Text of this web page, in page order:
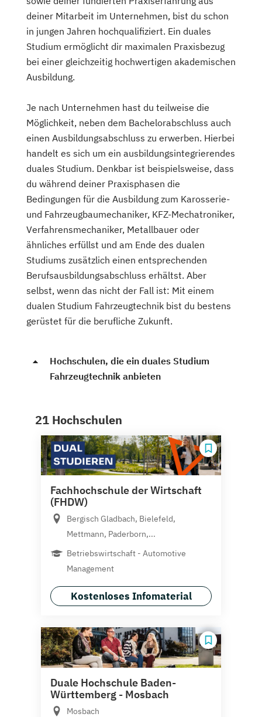
deiner Mitarbeit im Unternehmen, bist du schon
in jungen Jahren hochqualifiziert. Ein duales
Studium ermöglicht dir maximalen Praxisbezug
bei einer gleichzeitig hochwertigen akademischen
Ausbildung.
Je nach Unternehmen hast du teilweise die
Möglichkeit, neben dem Bachelorabschluss auch
einen Ausbildungsabschluss zu erwerben. Hierbei
handelt es sich um ein ausbildungsintegrierendes
duales Studium. Denkbar ist beispielsweise, dass
du während deiner Praxisphasen die
Bedingungen für die Ausbildung zum Karosserie-
und Fahrzeugbaumechaniker, KFZ-Mechatroniker,
Verfahrensmechaniker, Metallbauer oder
ähnliches erfüllst und am Ende des dualen
Studiums zusätzlich einen entsprechenden
Berufsausbildungsabschluss erhältst. Aber
selbst, wenn das nicht der Fall ist: Mit einem
dualen Studium Fahrzeugtechnik bist du bestens
gerüstet für die berufliche Zukunft.
Hochschulen, die ein duales Studium
Fahrzeugtechnik anbieten
21 Hochschulen
Fachhochschule der Wirtschaft
(FHDW)
Bergisch Gladbach, Bielefeld,
Mettmann, Paderborn,...
Betriebswirtschaft - Automotive
Management
Kostenloses Infomaterial
Duale Hochschule Baden-
Württemberg - Mosbach
Mosbach